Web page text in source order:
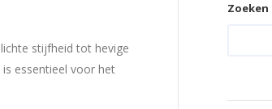
stijfheid tot hevige
essentieel voor het
Zoeken